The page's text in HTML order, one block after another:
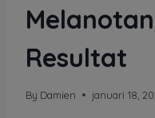
Resultat
By Damien januari 18,